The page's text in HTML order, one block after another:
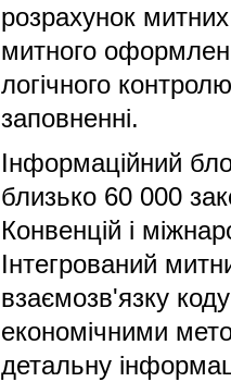
розрахунок
митного
логічного
заповненні.
Інформаційний
близько 60 000
Конвенцій і
Інтегрований
взаємозв'язку
економічними
детальну